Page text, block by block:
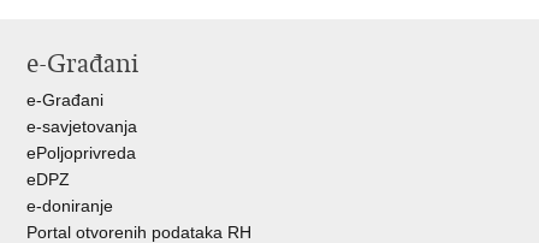
FacebookuTwitteru
e-Građani
e-Građani
e-savjetovanja
ePoljoprivreda
eDPZ
e-doniranje
Portal otvorenih podataka RH